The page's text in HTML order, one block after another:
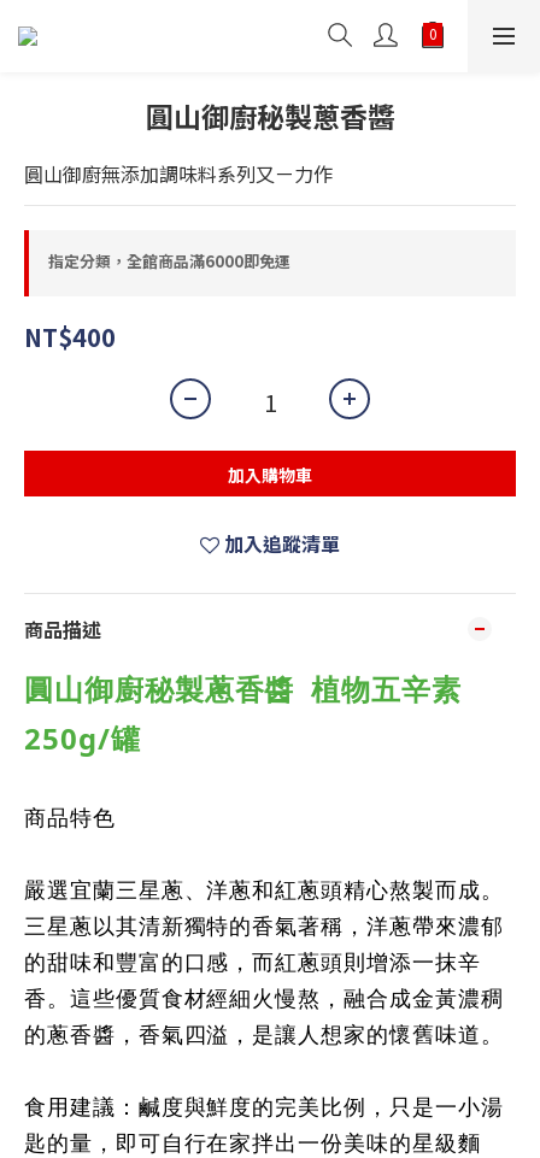
圓山御廚秘製蔥香醬
圓山御廚無添加調味料系列又ㄧ力作
指定分類，全館商品滿6000即免運
NT$400
加入購物車
加入追蹤清單
商品描述
圓山御廚秘製蔥香醬 植物五辛素
250g/罐
商品特色
嚴選宜蘭三星蔥、洋蔥和紅蔥頭精心熬製而成。
三星蔥以其清新獨特的香氣著稱，洋蔥帶來濃郁
的甜味和豐富的口感，而紅蔥頭則增添一抹辛
香。這些優質食材經細火慢熬，融合成金黃濃稠
的蔥香醬，香氣四溢，是讓人想家的懷舊味道。
食用建議：鹹度與鮮度的完美比例，只是一小湯
匙的量，即可自行在家拌出一份美味的星級麵